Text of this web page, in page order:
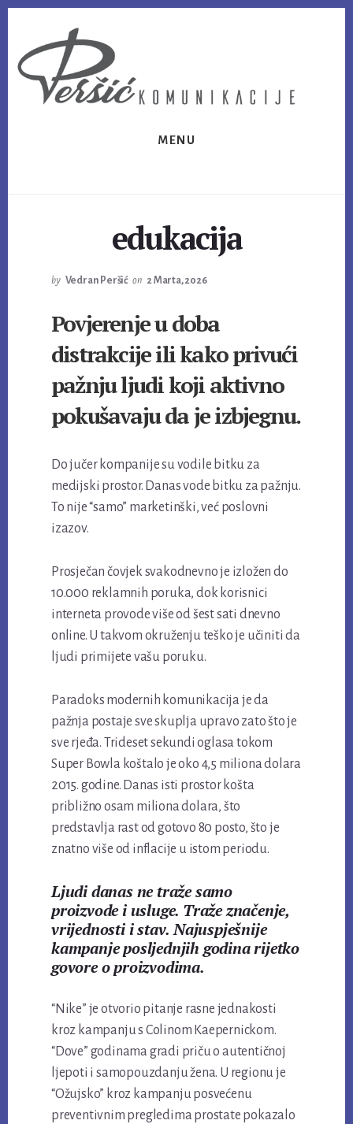
content
footer
MENU
edukacija
by Vedran Peršić on 2 Marta, 2026
Povjerenje u doba
distrakcije ili kako privući
pažnju ljudi koji aktivno
pokušavaju da je izbjegnu.
Do jučer kompanije su vodile bitku za
medijski prostor. Danas vode bitku za pažnju.
To nije “samo” marketinški, već poslovni
izazov.
Prosječan čovjek svakodnevno je izložen do
10.000 reklamnih poruka, dok korisnici
interneta provode više od šest sati dnevno
online. U takvom okruženju teško je učiniti da
ljudi primijete vašu poruku.
Paradoks modernih komunikacija je da
pažnja postaje sve skuplja upravo zato što je
sve rjeđa. Trideset sekundi oglasa tokom
Super Bowla koštalo je oko 4,5 miliona dolara
2015. godine. Danas isti prostor košta
približno osam miliona dolara, što
predstavlja rast od gotovo 80 posto, što je
znatno više od inflacije u istom periodu.
Ljudi danas ne traže samo
proizvode i usluge. Traže značenje,
vrijednosti i stav. Najuspješnije
kampanje posljednjih godina rijetko
govore o proizvodima.
“Nike” je otvorio pitanje rasne jednakosti
kroz kampanju s Colinom Kaepernickom.
“Dove” godinama gradi priču o autentičnoj
ljepoti i samopouzdanju žena. U regionu je
“Ožujsko” kroz kampanju posvećenu
preventivnim pregledima prostate pokazalo